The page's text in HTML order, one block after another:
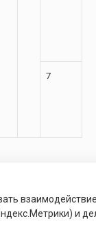
7
L l
К-во
цанги